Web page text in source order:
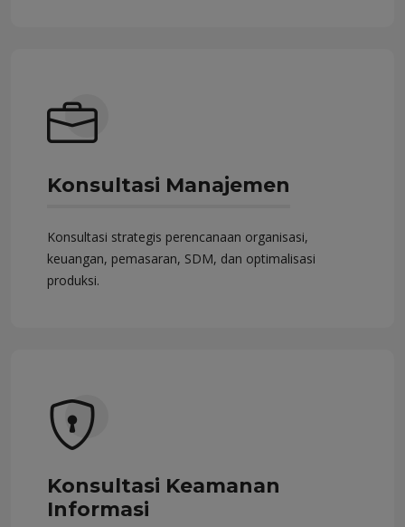
Konsultasi Manajemen
Konsultasi strategis perencanaan organisasi,
keuangan, pemasaran, SDM, dan optimalisasi
produksi.
Konsultasi Keamanan
Informasi